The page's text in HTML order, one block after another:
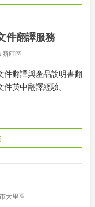
件翻譯服務
新莊區
件翻譯與產品說明書翻
英中翻譯經驗。
大里區